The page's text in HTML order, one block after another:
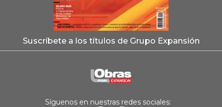
Suscríbete a los títulos de Grupo Expansión
Síguenos en nuestras redes sociales: